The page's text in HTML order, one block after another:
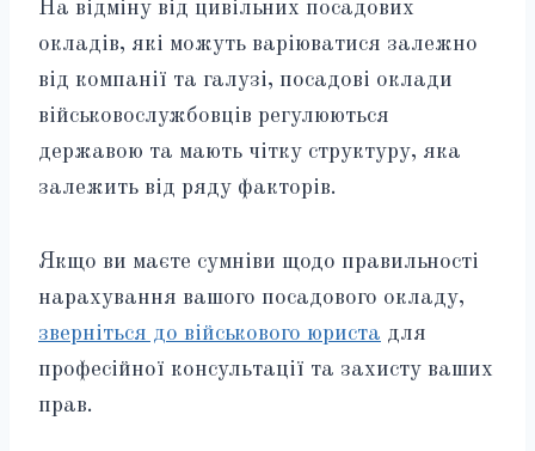
На відміну від цивільних посадових
окладів, які можуть варіюватися залежно
від компанії та галузі, посадові оклади
військовослужбовців регулюються
державою та мають чітку структуру, яка
залежить від ряду факторів.
Якщо ви маєте сумніви щодо правильності
нарахування вашого посадового окладу,
зверніться до військового юриста для
професійної консультації та захисту ваших
прав.